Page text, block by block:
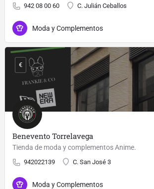
942 08 00 60 C. Julián Ceballos
Moda y Complementos
Benevento Torrelavega
Tienda de moda y complementos Anime.
942022139 C. San José 3
€
Moda y Complementos